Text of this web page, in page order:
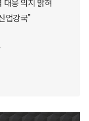
대응 의지 밝혀
업강국”